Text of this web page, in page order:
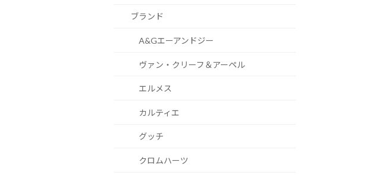
ブランド
A&Gエーアンドジー
ヴァン・クリーフ＆アーペル
エルメス
カルティエ
グッチ
クロムハーツ